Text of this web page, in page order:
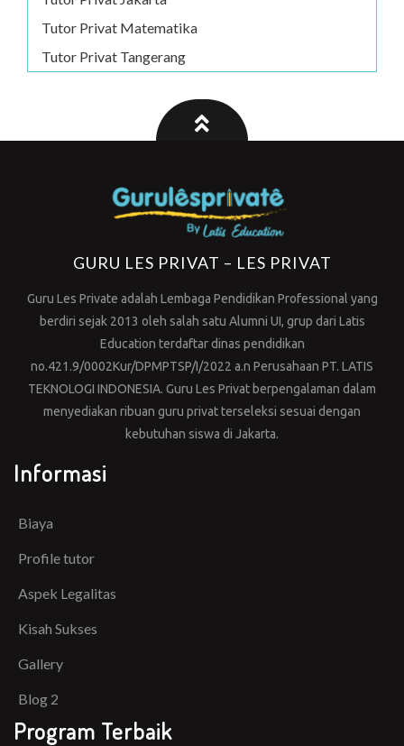
Tutor Privat Matematika
Tutor Privat Tangerang
GURU LES PRIVAT – LES PRIVAT
Guru Les Private adalah Lembaga Pendidikan Professional yang
berdiri sejak 2013 oleh salah satu Alumni UI, grup dari Latis
Education terdaftar dinas pendidikan
no.421.9/0002Kur/DPMPTSP/I/2022 a.n Perusahaan PT. LATIS
TEKNOLOGI INDONESIA. Guru Les Privat berpengalaman dalam
menyediakan ribuan guru privat terseleksi sesuai dengan
kebutuhan siswa di Jakarta.
Informasi
Biaya
Profile tutor
Aspek Legalitas
Kisah Sukses
Gallery
Blog 2
Program Terbaik